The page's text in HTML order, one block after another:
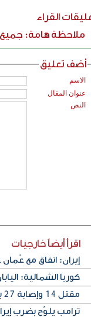
القراء
ملاحظة هامة: جميع
أضف تعليق
الاسم
عنوان المقال
النص
اقرأ أيضاًخارجيات
إيران: اتفاق مع
كوريا الشمالية:
مقتل 14 وإصابة ‌27 بهجمات روسية على كييف
ترامب يلوّح بضرب